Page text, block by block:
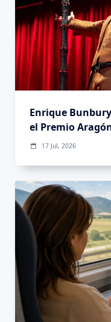
Enrique
el Premio
17 Jul, 2026